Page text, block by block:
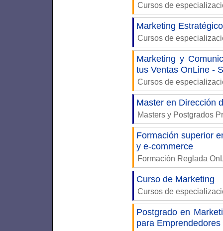
Cursos de
Marketing
Cursos de
Marketing y
tus Ventas OnLine -
Cursos de
Master en Dirección
Masters y Postgrados
Formación superior
y e-commerce
Formación Reglada
Curso de Marketing
Cursos de
Postgrado en
para Emprendedores